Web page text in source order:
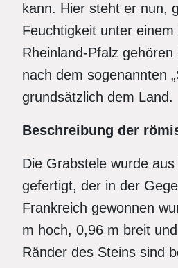
kann. Hier steht er nun,
Feuchtigkeit unter einem
Rheinland-Pfalz
nach dem sogenannten
grundsätzlich dem Land.
Beschreibung der
Die Grabstele wurde aus
gefertigt, der in der
Frankreich gewonnen
m hoch, 0,96 m breit
Ränder des Steins sind